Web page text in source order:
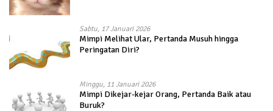
Sabtu, 17 Januari 2026
Mimpi Melihat Ular, Pertanda Musuh hingga
Peringatan Diri?
Minggu, 11 Januari 2026
Mimpi Dikejar-kejar Orang, Pertanda Baik atau
Buruk?